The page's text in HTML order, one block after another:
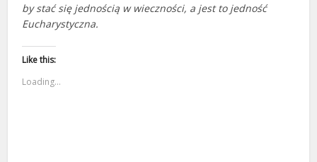
by stać się jednością w wieczności, a jest to jedność
Eucharystyczna.
Like this:
Loading...